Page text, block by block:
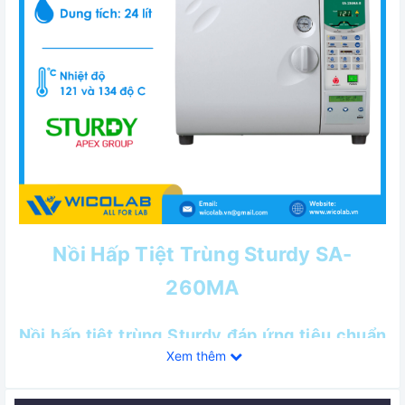
Nồi Hấp Tiệt Trùng Sturdy SA-
260MA
Nồi hấp tiệt trùng Sturdy đáp ứng tiêu chuẩn
- Đáp ứng tiêu chuẩn ISO 13485 (y tế), và tiêu chuẩn
Xem thêm